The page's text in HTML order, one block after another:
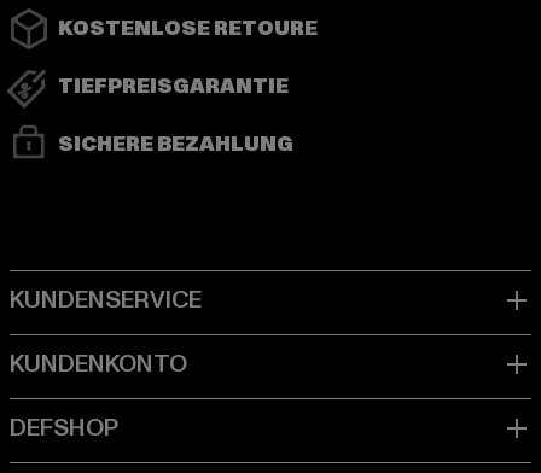
KOSTENLOSE RETOURE
TIEFPREISGARANTIE
SICHERE BEZAHLUNG